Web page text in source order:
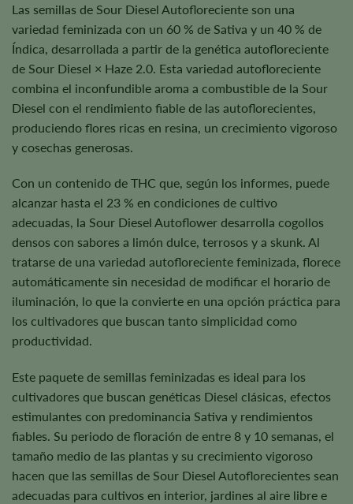
Las semillas de Sour Diesel Autofloreciente son una
variedad feminizada con un 60 % de Sativa y un 40 % de
Índica, desarrollada a partir de la genética autofloreciente
de Sour Diesel × Haze 2.0. Esta variedad autofloreciente
combina el inconfundible aroma a combustible de la Sour
Diesel con el rendimiento fiable de las autoflorecientes,
produciendo flores ricas en resina, un crecimiento vigoroso
y cosechas generosas.
Con un contenido de THC que, según los informes, puede
alcanzar hasta el 23 % en condiciones de cultivo
adecuadas, la Sour Diesel Autoflower desarrolla cogollos
densos con sabores a limón dulce, terrosos y a skunk. Al
tratarse de una variedad autofloreciente feminizada, florece
automáticamente sin necesidad de modificar el horario de
iluminación, lo que la convierte en una opción práctica para
los cultivadores que buscan tanto simplicidad como
productividad.
Este paquete de semillas feminizadas es ideal para los
cultivadores que buscan genéticas Diesel clásicas, efectos
estimulantes con predominancia Sativa y rendimientos
fiables. Su periodo de floración de entre 8 y 10 semanas, el
tamaño medio de las plantas y su crecimiento vigoroso
hacen que las semillas de Sour Diesel Autoflorecientes sean
adecuadas para cultivos en interior, jardines al aire libre e